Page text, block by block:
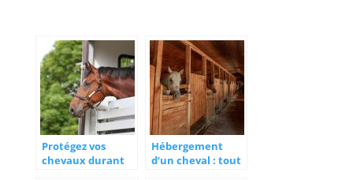
Protégez vos
chevaux durant
Hébergement
d’un cheval : tout